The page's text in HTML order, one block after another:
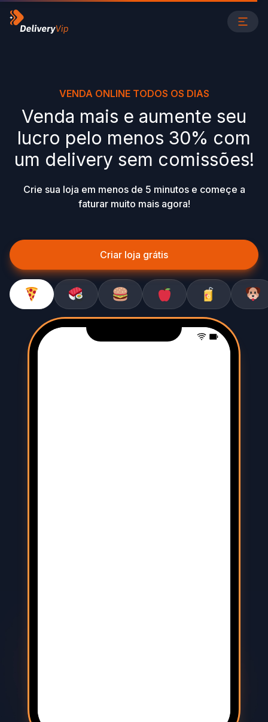
Open
VENDA ONLINE TODOS OS DIAS
Venda mais e aumente seu
lucro pelo menos 30% com
um delivery sem comissões!
Crie sua loja em menos de 5 minutos e começe a
faturar muito mais agora!
Criar loja grátis